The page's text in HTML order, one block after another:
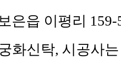
은읍 이평리
화신탁, 시공사